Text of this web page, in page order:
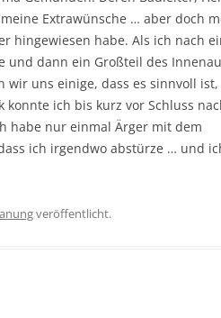
Extrawünsche … aber doch
hingewiesen habe. Als ich nach
und dann ein Großteil des
wir uns einige, dass es sinnvoll ist,
ich bis kurz vor Schluss
habe nur einmal Ärger mit dem
ich irgendwo abstürze … und
veröffentlicht.